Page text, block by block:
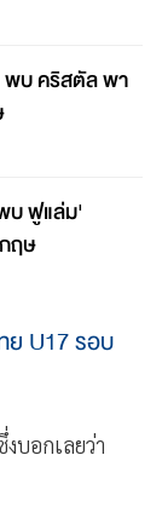
บ คริสตัล พา
บ ฟูแล่ม'
ฤษ
ย U17 รอบ
บอกเลยว่า